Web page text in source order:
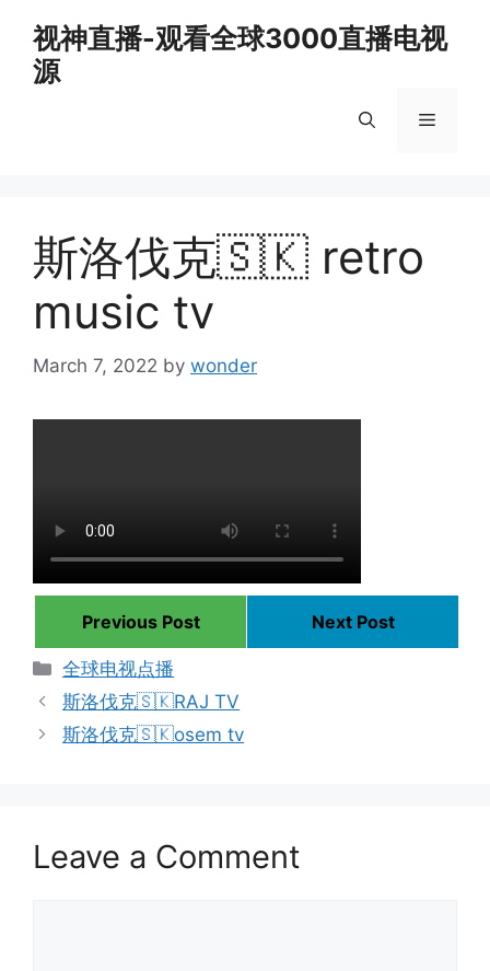
content
视神直播-观看全球3000直播电视
源
Menu
斯洛伐克🇸🇰 retro
music tv
March 7, 2022 by wonder
Previous Post
Next Post
Categories
全球电视点播
斯洛伐克🇸🇰RAJ TV
斯洛伐克🇸🇰osem tv
Leave a Comment